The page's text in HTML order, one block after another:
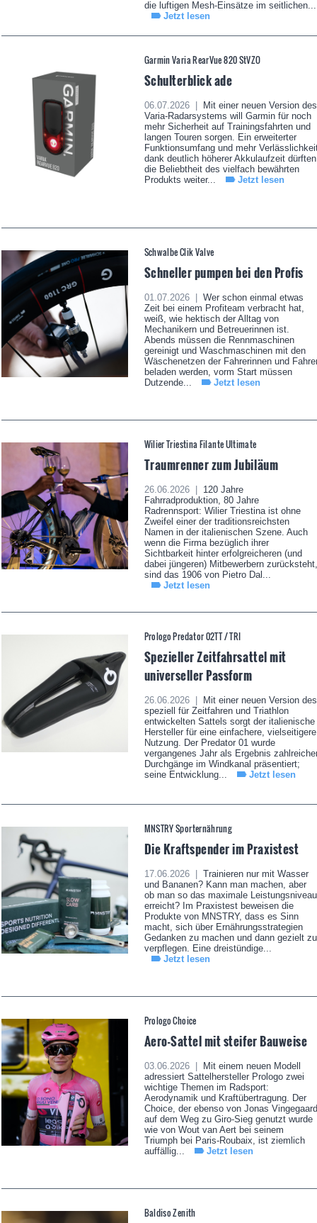
die luftigen Mesh-Einsätze im seitlichen...
Jetzt lesen
Garmin Varia RearVue 820 StVZO
Schulterblick ade
06.07.2026 |
Mit einer neuen Version des
Varia-Radarsystems will Garmin für noch
mehr Sicherheit auf Trainingsfahrten und
langen Touren sorgen. Ein erweiterter
Funktionsumfang und mehr
dank deutlich höherer Akkulaufzeit dürften
die Beliebtheit des vielfach bewährten
Produkts weiter...
Jetzt lesen
Schwalbe Clik Valve
Schneller pumpen bei den Profis
01.07.2026 |
Wer schon einmal etwas
Zeit bei einem Profiteam verbracht hat,
weiß, wie hektisch der Alltag von
Mechanikern und Betreuerinnen ist.
Abends müssen die Rennmaschinen
gereinigt und Waschmaschinen mit den
Wäschenetzen der Fahrerinnen und
beladen werden, vorm Start müssen
Dutzende...
Jetzt lesen
Wilier Triestina Filante Ultimate
Traumrenner zum Jubiläum
26.06.2026 |
120 Jahre
Fahrradproduktion, 80 Jahre
Radrennsport: Wilier Triestina ist ohne
Zweifel einer der traditionsreichsten
Namen in der italienischen Szene. Auch
wenn die Firma bezüglich ihrer
Sichtbarkeit hinter erfolgreicheren (und
dabei jüngeren) Mitbewerbern zurücksteht,
sind das 1906 von Pietro Dal...
Jetzt lesen
Prologo Predator 02TT / TRI
Spezieller Zeitfahrsattel mit
universeller Passform
26.06.2026 |
Mit einer neuen Version des
speziell für Zeitfahren und Triathlon
entwickelten Sattels sorgt der italienische
Hersteller für eine einfachere, vielseitigere
Nutzung. Der Predator 01 wurde
vergangenes Jahr als Ergebnis
Durchgänge im Windkanal präsentiert;
seine Entwicklung...
Jetzt lesen
MNSTRY Sporternährung
Die Kraftspender im Praxistest
17.06.2026 |
Trainieren nur mit Wasser
und Bananen? Kann man machen, aber
ob man so das maximale Leistungsniveau
erreicht? Im Praxistest beweisen die
Produkte von MNSTRY, dass es Sinn
macht, sich über Ernährungsstrategien
Gedanken zu machen und dann gezielt zu
verpflegen. Eine dreistündige...
Jetzt lesen
Prologo Choice
Aero-Sattel mit steifer Bauweise
03.06.2026 |
Mit einem neuen Modell
adressiert Sattelhersteller Prologo zwei
wichtige Themen im Radsport:
Aerodynamik und Kraftübertragung. Der
Choice, der ebenso von Jonas Vingegaard
auf dem Weg zu Giro-Sieg genutzt wurde
wie von Wout van Aert bei seinem
Triumph bei Paris-Roubaix, ist ziemlich
auffällig...
Jetzt lesen
Baldiso Zenith